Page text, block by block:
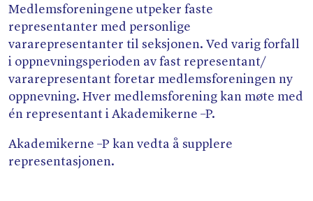
Medlemsforeningene utpeker faste
representanter med personlige
vararepresentanter til seksjonen. Ved varig forfall
i oppnevningsperioden av fast representant/​
vararepresentant foretar medlemsforeningen ny
oppnevning. Hver medlemsforening kan møte med
én representant i Akademikerne –P.
Akademikerne –P kan vedta å supplere
representasjonen.